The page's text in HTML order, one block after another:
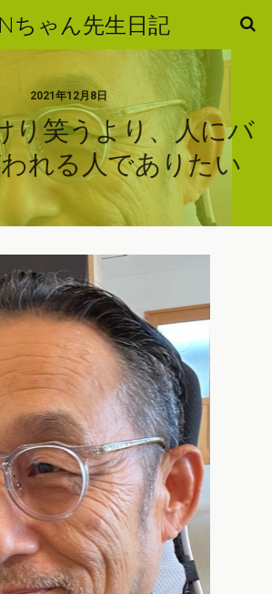
ちゃん先生日記
2021年12月8日
り笑うより、人にバ
れる人でありたい